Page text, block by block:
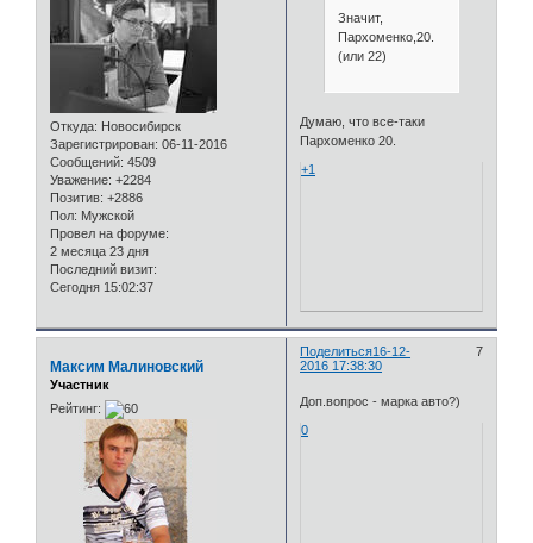
Откуда: Новосибирск
Зарегистрирован: 06-11-2016
Сообщений: 4509
Уважение: +2284
Позитив: +2886
Пол: Мужской
Провел на форуме:
2 месяца 23 дня
Последний визит:
Сегодня 15:02:37
Значит,
Пархоменко,20.
(или 22)
Думаю, что все-таки
Пархоменко 20.
+1
Поделиться 7
16-12-
2016 17:38:30
Максим Малиновский
Участник
Рейтинг:
Доп.вопрос - марка авто?)
0